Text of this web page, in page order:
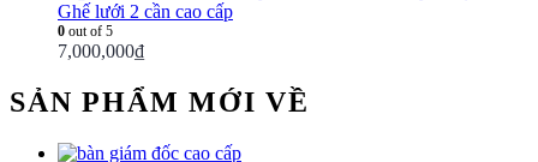
Ghế lưới 2 cần cao cấp
0 out of 5
7,000,000₫
SẢN PHẨM MỚI VỀ